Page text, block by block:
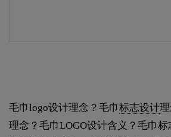
毛巾logo设计理念？毛巾标志设计
理念？毛巾LOGO设计含义？毛巾